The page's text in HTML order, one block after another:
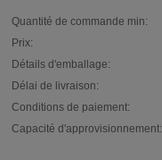
Quantité de commande min:
Prix:
Détails d'emballage:
Délai de livraison:
Conditions de paiement:
Capacité d'approvisionnement: